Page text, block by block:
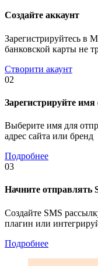
Создайте аккаунт
Зарегистрируйтесь в
банковской карты не
Створити акаунт
02
Зарегистрируйте
Выберите имя для
адрес сайта или бренд
Подробнее
03
Начните отправлять
Создайте SMS
плагин или
Подробнее